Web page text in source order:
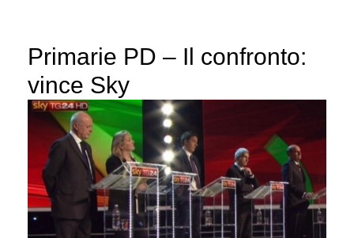
Primarie PD – Il confronto:
vince Sky